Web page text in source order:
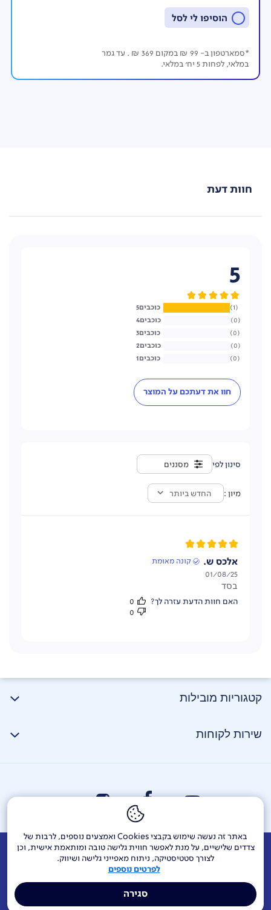
באתר זה נעשה שימוש בקבצי Cookies ואמצעים נוספים, לרבות של
צדדים שלישיים, על מנת לאפשר חווית גלישה טובה ומותאמת אישית, וכן
לצורך סטטיסטיקה, ניתוח מאפייני גלישה ושיווק.
לפרטים נוספים
סגירה
הוסיפו לי לסל
*סמארטפון ב- 99 ₪ במקום 369 ₪ . עד גמר
במלאי, לפחות 5 יח' במלאי.
חוות דעת
5
5 1
4 0
3 0
2 0
1 0
חוו את דעתכם על המוצר
מסננים
מיון החדש ביותר
אלכס ש. קונה מאומת
בסד
01/08/25
האם חוות הדעת עזרה לך?
0
0
קטגוריות מובילות
שירות לקוחות
אודות דרושים צור קשר Investor Relations
הודעות חברה
מוקדי שירות ופניות ציבור
144 בזק בינלאומי
אתר הרכש